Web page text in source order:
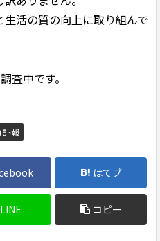
活の質の向上に取り組んで
査中です。
訃報
はてブ
LINE コピー